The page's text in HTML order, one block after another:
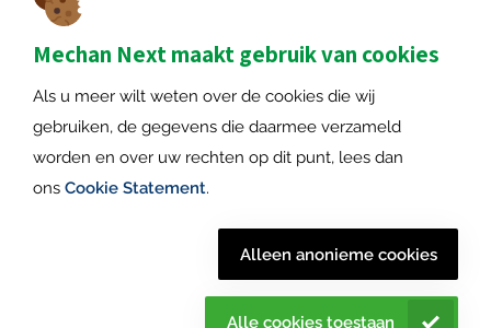
Mechan Next maakt gebruik van cookies
Als u meer wilt weten over de cookies die wij
gebruiken, de gegevens die daarmee verzameld
worden en over uw rechten op dit punt, lees dan
ons Cookie Statement.
Alleen anonieme cookies
Alle cookies toestaan
+31651173646
info@mechannext.nl
MechanNext B.V.
Nummer der Handelskammer: 72234458
Umsatzsteuer-Identifikationsnummer: NL859040057B01